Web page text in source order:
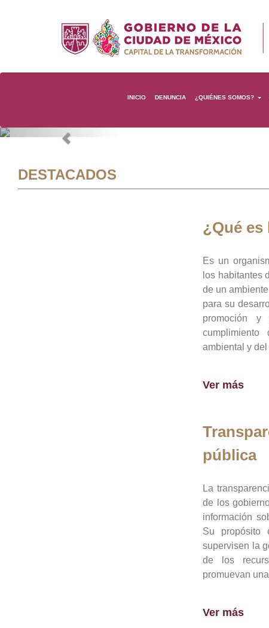
INICIO DENUNCIA ¿QUIÉNES SOMOS?
Previous
DESTACADOS
¿Qué es
Es un
los habitantes
de un
para su
promoción
ambiental y
Ver más
pública
La
de los
información
Su propósito
supervisen la
de los
promuevan
Ver más